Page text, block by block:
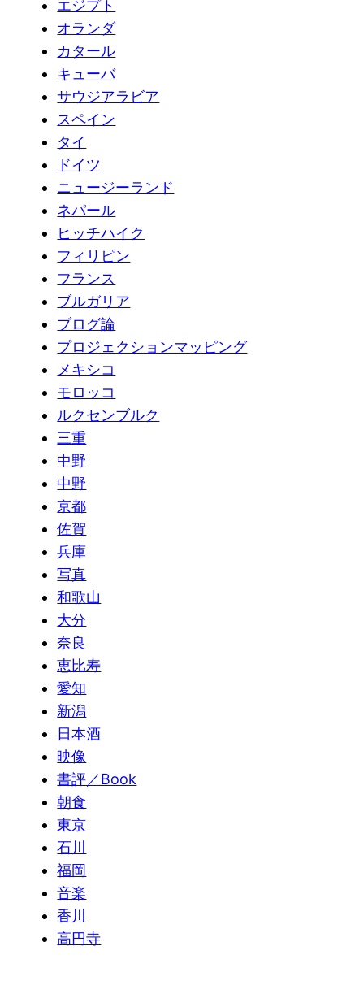
エジプト
オランダ
カタール
キューバ
サウジアラビア
スペイン
タイ
ドイツ
ニュージーランド
ネパール
ヒッチハイク
フィリピン
フランス
ブルガリア
ブログ論
プロジェクションマッピング
メキシコ
モロッコ
ルクセンブルク
三重
中野
中野
京都
佐賀
兵庫
写真
和歌山
大分
奈良
恵比寿
愛知
新潟
日本酒
映像
書評／Book
朝食
東京
石川
福岡
音楽
香川
高円寺